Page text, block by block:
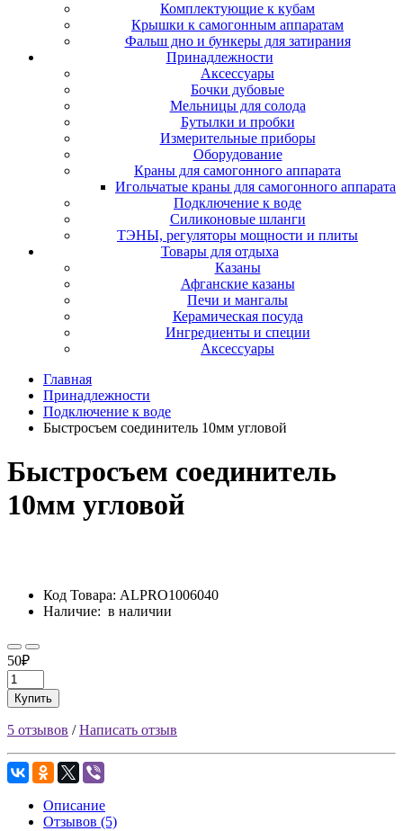
Комплектующие к кубам
Крышки к самогонным аппаратам
Фальш дно и бункеры для затирания
Принадлежности
Аксессуары
Бочки дубовые
Мельницы для солода
Бутылки и пробки
Измерительные приборы
Оборудование
Краны для самогонного аппарата
Игольчатые краны для самогонного аппарата
Подключение к воде
Силиконовые шланги
ТЭНЫ, регуляторы мощности и плиты
Товары для отдыха
Казаны
Афганские казаны
Печи и мангалы
Керамическая посуда
Ингредиенты и специи
Аксессуары
Главная
Принадлежности
Подключение к воде
Быстросъем соединитель 10мм угловой
Быстросъем соединитель
10мм угловой
Код Товара: ALPRO1006040
Наличие: в наличии
50₽
Купить
5 отзывов /Написать отзыв
Описание
Отзывов (5)